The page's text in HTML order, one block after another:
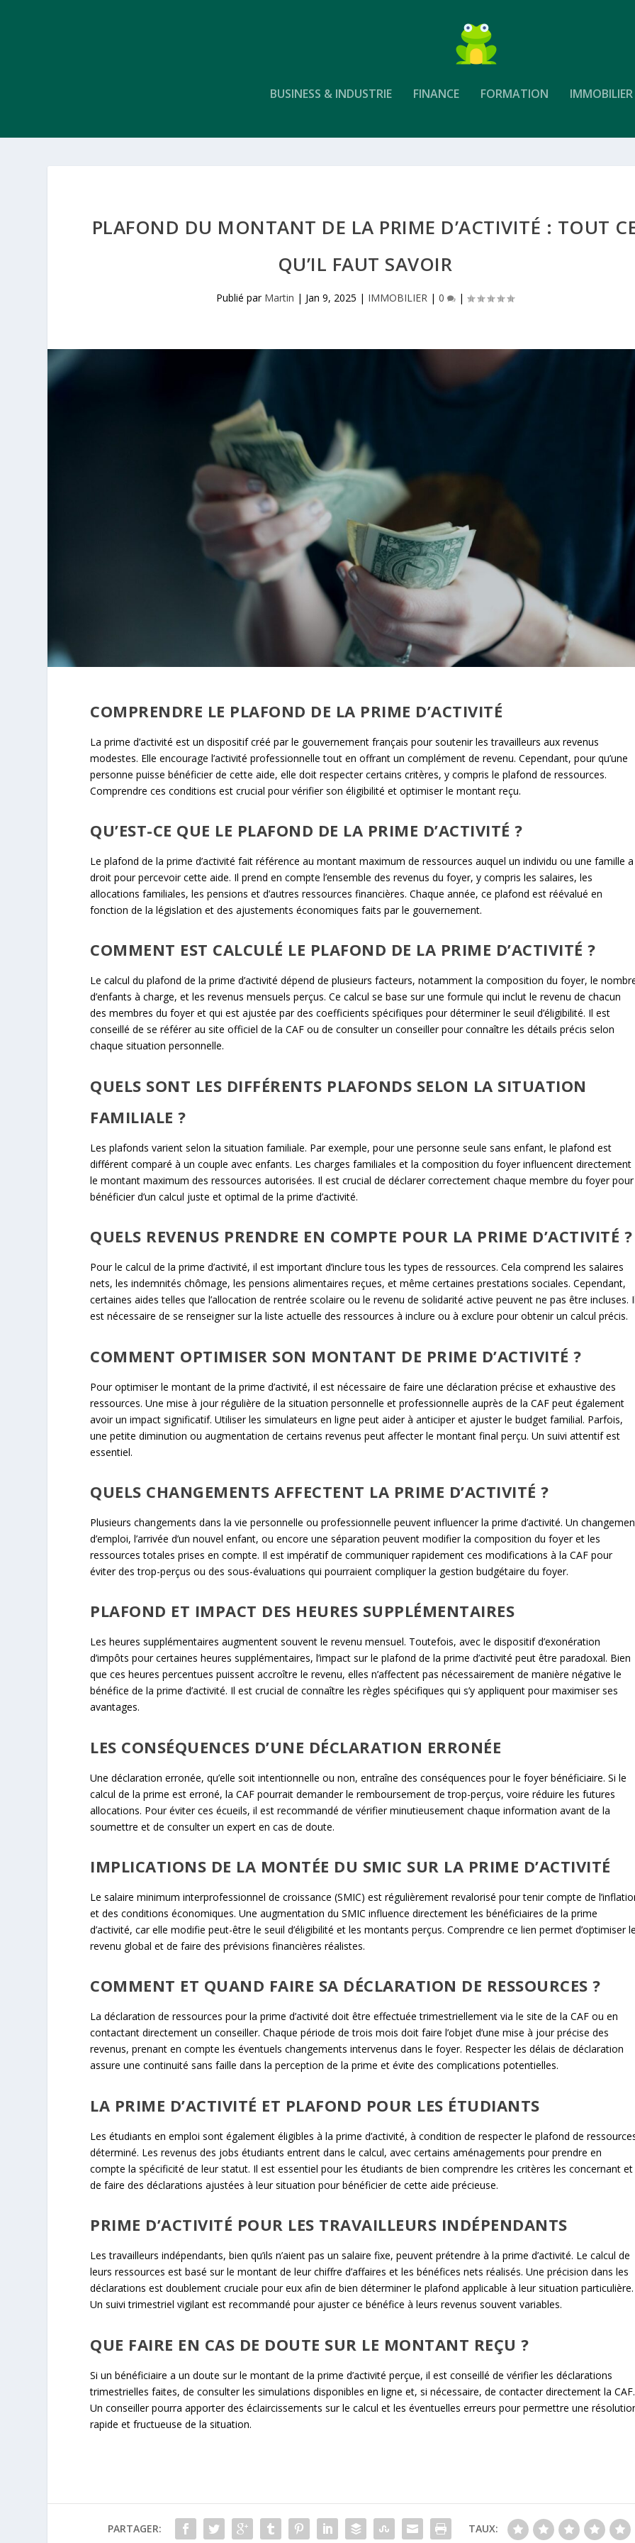
BUSINESS & INDUSTRIE FINANCE FORMATION IMMOBILIER
PLAFOND DU MONTANT DE LA PRIME D’ACTIVITÉ : TOUT
QU’IL FAUT SAVOIR
Publié par Martin | Jan 9, 2025 | IMMOBILIER| 0 |
COMPRENDRE LE PLAFOND DE LA PRIME D’ACTIVITÉ
La prime d’activité est un dispositif créé par le gouvernement français pour soutenir les travailleurs aux revenus
modestes. Elle encourage l’activité professionnelle tout en offrant un complément de revenu. Cependant, pour qu’une
personne puisse bénéficier de cette aide, elle doit respecter certains critères, y compris le plafond de ressources.
Comprendre ces conditions est crucial pour vérifier son éligibilité et optimiser le montant reçu.
QU’EST-CE QUE LE PLAFOND DE LA PRIME D’ACTIVITÉ ?
Le plafond de la prime d’activité fait référence au montant maximum de ressources auquel un individu ou une famille a
droit pour percevoir cette aide. Il prend en compte l’ensemble des revenus du foyer, y compris les salaires, les
allocations familiales, les pensions et d’autres ressources financières. Chaque année, ce plafond est réévalué en
fonction de la législation et des ajustements économiques faits par le gouvernement.
COMMENT EST CALCULÉ LE PLAFOND DE LA PRIME D’ACTIVITÉ ?
Le calcul du plafond de la prime d’activité dépend de plusieurs facteurs, notamment la composition du foyer, le
d’enfants à charge, et les revenus mensuels perçus. Ce calcul se base sur une formule qui inclut le revenu de chacun
des membres du foyer et qui est ajustée par des coefficients spécifiques pour déterminer le seuil d’éligibilité. Il est
conseillé de se référer au site officiel de la CAF ou de consulter un conseiller pour connaître les détails précis selon
chaque situation personnelle.
QUELS SONT LES DIFFÉRENTS PLAFONDS SELON LA SITUATION
FAMILIALE ?
Les plafonds varient selon la situation familiale. Par exemple, pour une personne seule sans enfant, le plafond est
différent comparé à un couple avec enfants. Les charges familiales et la composition du foyer influencent directement
le montant maximum des ressources autorisées. Il est crucial de déclarer correctement chaque membre du foyer pour
bénéficier d’un calcul juste et optimal de la prime d’activité.
QUELS REVENUS PRENDRE EN COMPTE POUR LA PRIME D’ACTIVITÉ ?
Pour le calcul de la prime d’activité, il est important d’inclure tous les types de ressources. Cela comprend les salaires
nets, les indemnités chômage, les pensions alimentaires reçues, et même certaines prestations sociales. Cependant,
certaines aides telles que l’allocation de rentrée scolaire ou le revenu de solidarité active peuvent ne pas être incluses.
est nécessaire de se renseigner sur la liste actuelle des ressources à inclure ou à exclure pour obtenir un calcul précis.
COMMENT OPTIMISER SON MONTANT DE PRIME D’ACTIVITÉ ?
Pour optimiser le montant de la prime d’activité, il est nécessaire de faire une déclaration précise et exhaustive des
ressources. Une mise à jour régulière de la situation personnelle et professionnelle auprès de la CAF peut également
avoir un impact significatif. Utiliser les simulateurs en ligne peut aider à anticiper et ajuster le budget familial. Parfois,
une petite diminution ou augmentation de certains revenus peut affecter le montant final perçu. Un suivi attentif est
essentiel.
QUELS CHANGEMENTS AFFECTENT LA PRIME D’ACTIVITÉ ?
Plusieurs changements dans la vie personnelle ou professionnelle peuvent influencer la prime d’activité. Un
d’emploi, l’arrivée d’un nouvel enfant, ou encore une séparation peuvent modifier la composition du foyer et les
ressources totales prises en compte. Il est impératif de communiquer rapidement ces modifications à la CAF pour
éviter des trop-perçus ou des sous-évaluations qui pourraient compliquer la gestion budgétaire du foyer.
PLAFOND ET IMPACT DES HEURES SUPPLÉMENTAIRES
Les heures supplémentaires augmentent souvent le revenu mensuel. Toutefois, avec le dispositif d’exonération
d’impôts pour certaines heures supplémentaires, l’impact sur le plafond de la prime d’activité peut être paradoxal. Bien
que ces heures percentues puissent accroître le revenu, elles n’affectent pas nécessairement de manière négative le
bénéfice de la prime d’activité. Il est crucial de connaître les règles spécifiques qui s’y appliquent pour maximiser ses
avantages.
LES CONSÉQUENCES D’UNE DÉCLARATION ERRONÉE
Une déclaration erronée, qu’elle soit intentionnelle ou non, entraîne des conséquences pour le foyer bénéficiaire. Si le
calcul de la prime est erroné, la CAF pourrait demander le remboursement de trop-perçus, voire réduire les futures
allocations. Pour éviter ces écueils, il est recommandé de vérifier minutieusement chaque information avant de la
soumettre et de consulter un expert en cas de doute.
IMPLICATIONS DE LA MONTÉE DU SMIC SUR LA PRIME D’ACTIVITÉ
Le salaire minimum interprofessionnel de croissance (SMIC) est régulièrement revalorisé pour tenir compte de
et des conditions économiques. Une augmentation du SMIC influence directement les bénéficiaires de la prime
d’activité, car elle modifie peut-être le seuil d’éligibilité et les montants perçus. Comprendre ce lien permet d’optimiser
revenu global et de faire des prévisions financières réalistes.
COMMENT ET QUAND FAIRE SA DÉCLARATION DE RESSOURCES ?
La déclaration de ressources pour la prime d’activité doit être effectuée trimestriellement via le site de la CAF ou en
contactant directement un conseiller. Chaque période de trois mois doit faire l’objet d’une mise à jour précise des
revenus, prenant en compte les éventuels changements intervenus dans le foyer. Respecter les délais de déclaration
assure une continuité sans faille dans la perception de la prime et évite des complications potentielles.
LA PRIME D’ACTIVITÉ ET PLAFOND POUR LES ÉTUDIANTS
Les étudiants en emploi sont également éligibles à la prime d’activité, à condition de respecter le plafond de
déterminé. Les revenus des jobs étudiants entrent dans le calcul, avec certains aménagements pour prendre en
compte la spécificité de leur statut. Il est essentiel pour les étudiants de bien comprendre les critères les concernant et
de faire des déclarations ajustées à leur situation pour bénéficier de cette aide précieuse.
PRIME D’ACTIVITÉ POUR LES TRAVAILLEURS INDÉPENDANTS
Les travailleurs indépendants, bien qu’ils n’aient pas un salaire fixe, peuvent prétendre à la prime d’activité. Le calcul de
leurs ressources est basé sur le montant de leur chiffre d’affaires et les bénéfices nets réalisés. Une précision dans les
déclarations est doublement cruciale pour eux afin de bien déterminer le plafond applicable à leur situation particulière.
Un suivi trimestriel vigilant est recommandé pour ajuster ce bénéfice à leurs revenus souvent variables.
QUE FAIRE EN CAS DE DOUTE SUR LE MONTANT REÇU ?
Si un bénéficiaire a un doute sur le montant de la prime d’activité perçue, il est conseillé de vérifier les déclarations
trimestrielles faites, de consulter les simulations disponibles en ligne et, si nécessaire, de contacter directement la CAF.
Un conseiller pourra apporter des éclaircissements sur le calcul et les éventuelles erreurs pour permettre une
rapide et fructueuse de la situation.
PARTAGER: TAUX: